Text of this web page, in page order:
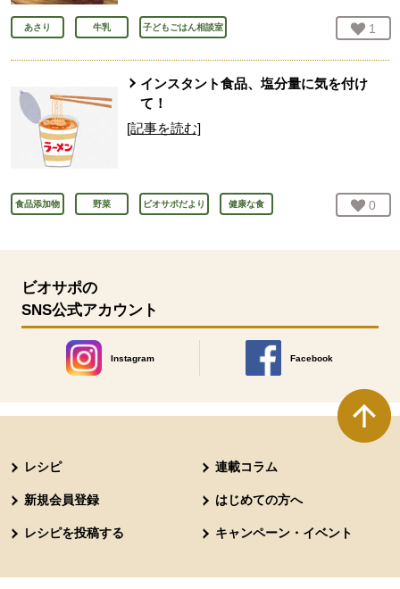
あさり 牛乳 子どもごはん相談室 お気
1
インスタント食品、塩分量に気を付け
て！
[記事を読む]
食品添加物 野菜 ビオサポだより 健康な食 お気
0
ビオサポの
SNS公式アカウント
Instagram
別のウィンドウで開きます。
Facebook
別のウィンドウで開きます
レシピ 連載コラム
新規会員登録 はじめての方へ
レシピを投稿する キャンペーン・イベント